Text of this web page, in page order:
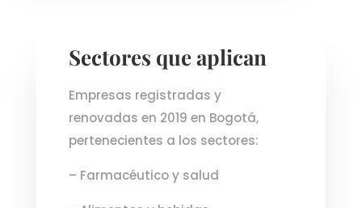
Sectores que aplican
Empresas registradas y
renovadas en 2019 en Bogotá,
pertenecientes a los sectores:
– Farmacéutico y salud